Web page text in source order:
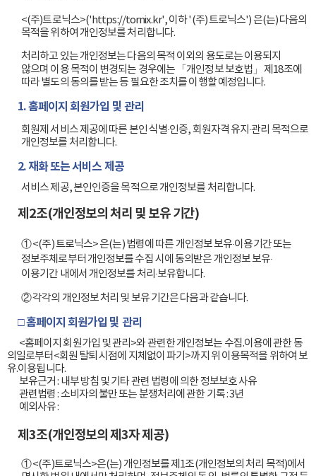
<(주)트로닉스>('https://tornix.kr', 이하 '(주) 트로닉스') 은(는) 다음의
목적을 위하여 개인정보를 처리합니다.
처리하고 있는 개인정보는 다음의 목적 이외의 용도로는 이용되지
않으며 이용 목적이 변경되는 경우에는 「개인정보 보호법」 제18조에
따라 별도의 동의를 받는 등 필요한 조치를 이행할 예정입니다.
1. 홈페이지 회원가입 및 관리
회원제 서비스 제공에 따른 본인 식별·인증, 회원자격 유지·관리 목적으로
개인정보를 처리합니다.
2. 재화 또는 서비스 제공
서비스 제공, 본인인증을 목적으로 개인정보를 처리합니다.
제2조(개인정보의 처리 및 보유 기간)
① <(주) 트로닉스> 은(는) 법령에 따른 개인정보 보유·이용기간 또는
정보주체로부터 개인정보를 수집 시에 동의받은 개인정보 보유·
이용기간 내에서 개인정보를 처리·보유합니다.
② 각각의 개인정보 처리 및 보유 기간은 다음과 같습니다.
□ 홈페이지 회원가입 및 관리
의일로부터<회원 탈퇴 시점에 지체없이 파기>까지 위 이용목적을 위하여 보
유.이용됩니다.
제3조(개인정보의 제3자 제공)
① <(주)트로닉스>은(는) 개인정보를 제1조(개인정보의 처리 목적)에서